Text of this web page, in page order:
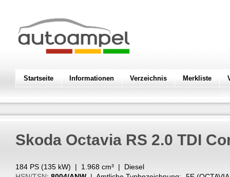
Startseite Informationen Verzeichnis Merkliste
Skoda Octavia RS 2.0 TDI
184 PS (135 kW) | 1.968 cm³ | Diesel